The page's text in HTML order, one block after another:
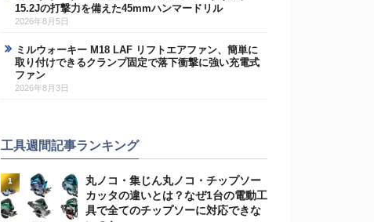
15.2Jの打撃力を備えた45mmハンマードリル
2026年8月5日
ミルウォーキー M18 LAF リフトエアファン、簡単に
取り付けできるクランプ固定で落下衝撃に強い充電式
ファン
2026年8月3日
工具週間記事ランキング
丸ノコ・集じん丸ノコ・チップソー
カッタの違いとは？なぜ1台の電動工
具で全てのチップソーに対応できな
1